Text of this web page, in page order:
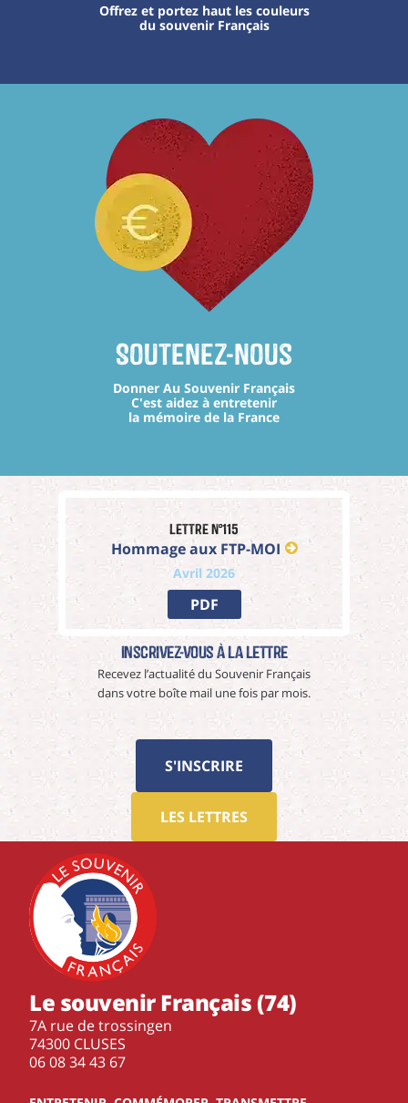
Offrez et portez haut les couleurs
du souvenir Français
Soutenez-nous
Donner Au Souvenir Français
C'est aidez à entretenir
la mémoire de la France
Lettre n°115
Hommage aux FTP-MOI
Avril 2026
PDF
Inscrivez-vous à La Lettre
Recevez l’actualité du Souvenir Français
dans votre boîte mail une fois par mois.
S'INSCRIRE
LES LETTRES
Le souvenir Français (74)
7A rue de trossingen
74300 CLUSES
‭06 08 34 43 67‬